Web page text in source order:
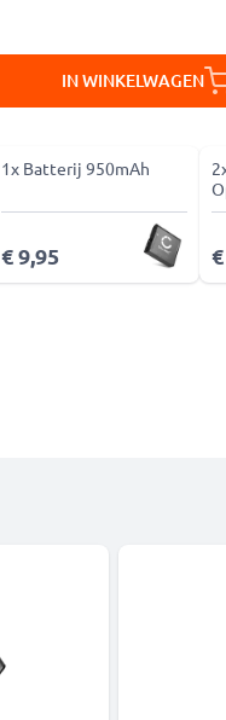
IN WINKELWAGEN
1x Batterij 950mAh
€ 9,95